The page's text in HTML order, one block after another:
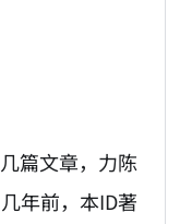
篇文章，力陈
年前，本ID著